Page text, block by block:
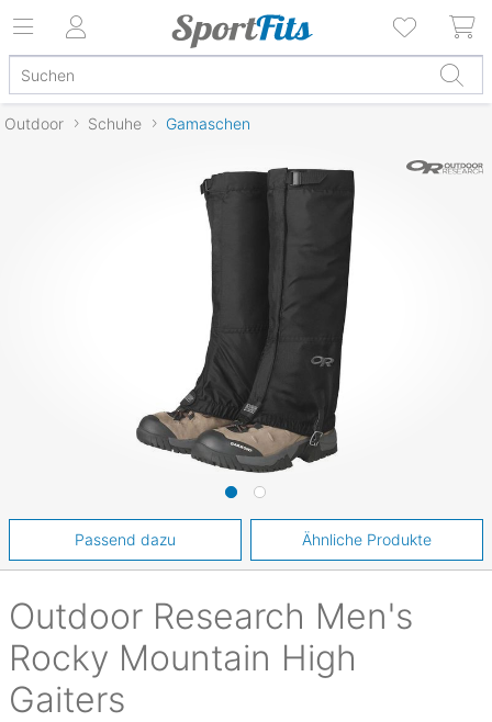
Outdoor Schuhe Gamaschen
Outdoor Research Men's
Rocky Mountain High
Gaiters
Passend dazu Ähnliche Produkte